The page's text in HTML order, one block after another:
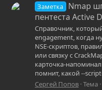
Заметка
Nmap
пентеста Active
Справочник,
engagement, когда
NSE-скриптов,
или связку с
карточка-
помнит, какой --
Сергей Попов Тема